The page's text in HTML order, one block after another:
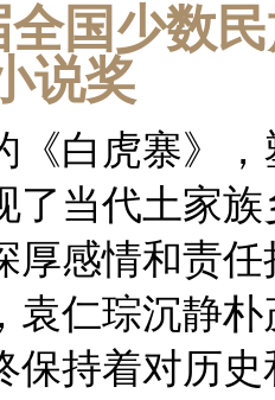
国少数
说奖
白虎寨》，
了当代土家
厚感情和责
袁仁琮沉静
保持着对历